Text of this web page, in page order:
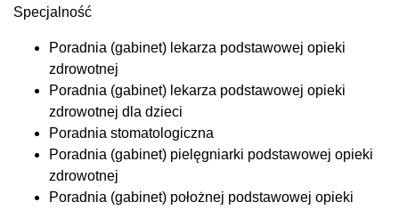
Specjalność
Poradnia (gabinet) lekarza podstawowej opieki
zdrowotnej
Poradnia (gabinet) lekarza podstawowej opieki
zdrowotnej dla dzieci
Poradnia stomatologiczna
Poradnia (gabinet) pielęgniarki podstawowej opieki
zdrowotnej
Poradnia (gabinet) położnej podstawowej opieki